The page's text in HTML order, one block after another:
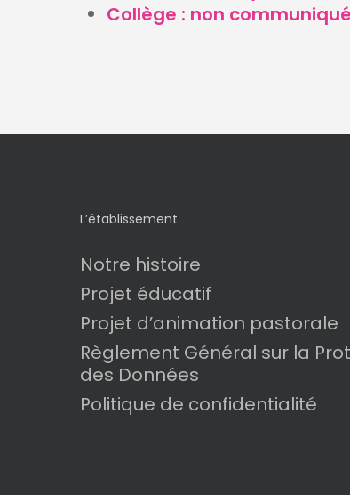
Collège : non communiqué
L’établissement
Notre histoire
Projet éducatif
Projet d’animation pastorale
Règlement Général sur la
des Données
Politique de confidentialité